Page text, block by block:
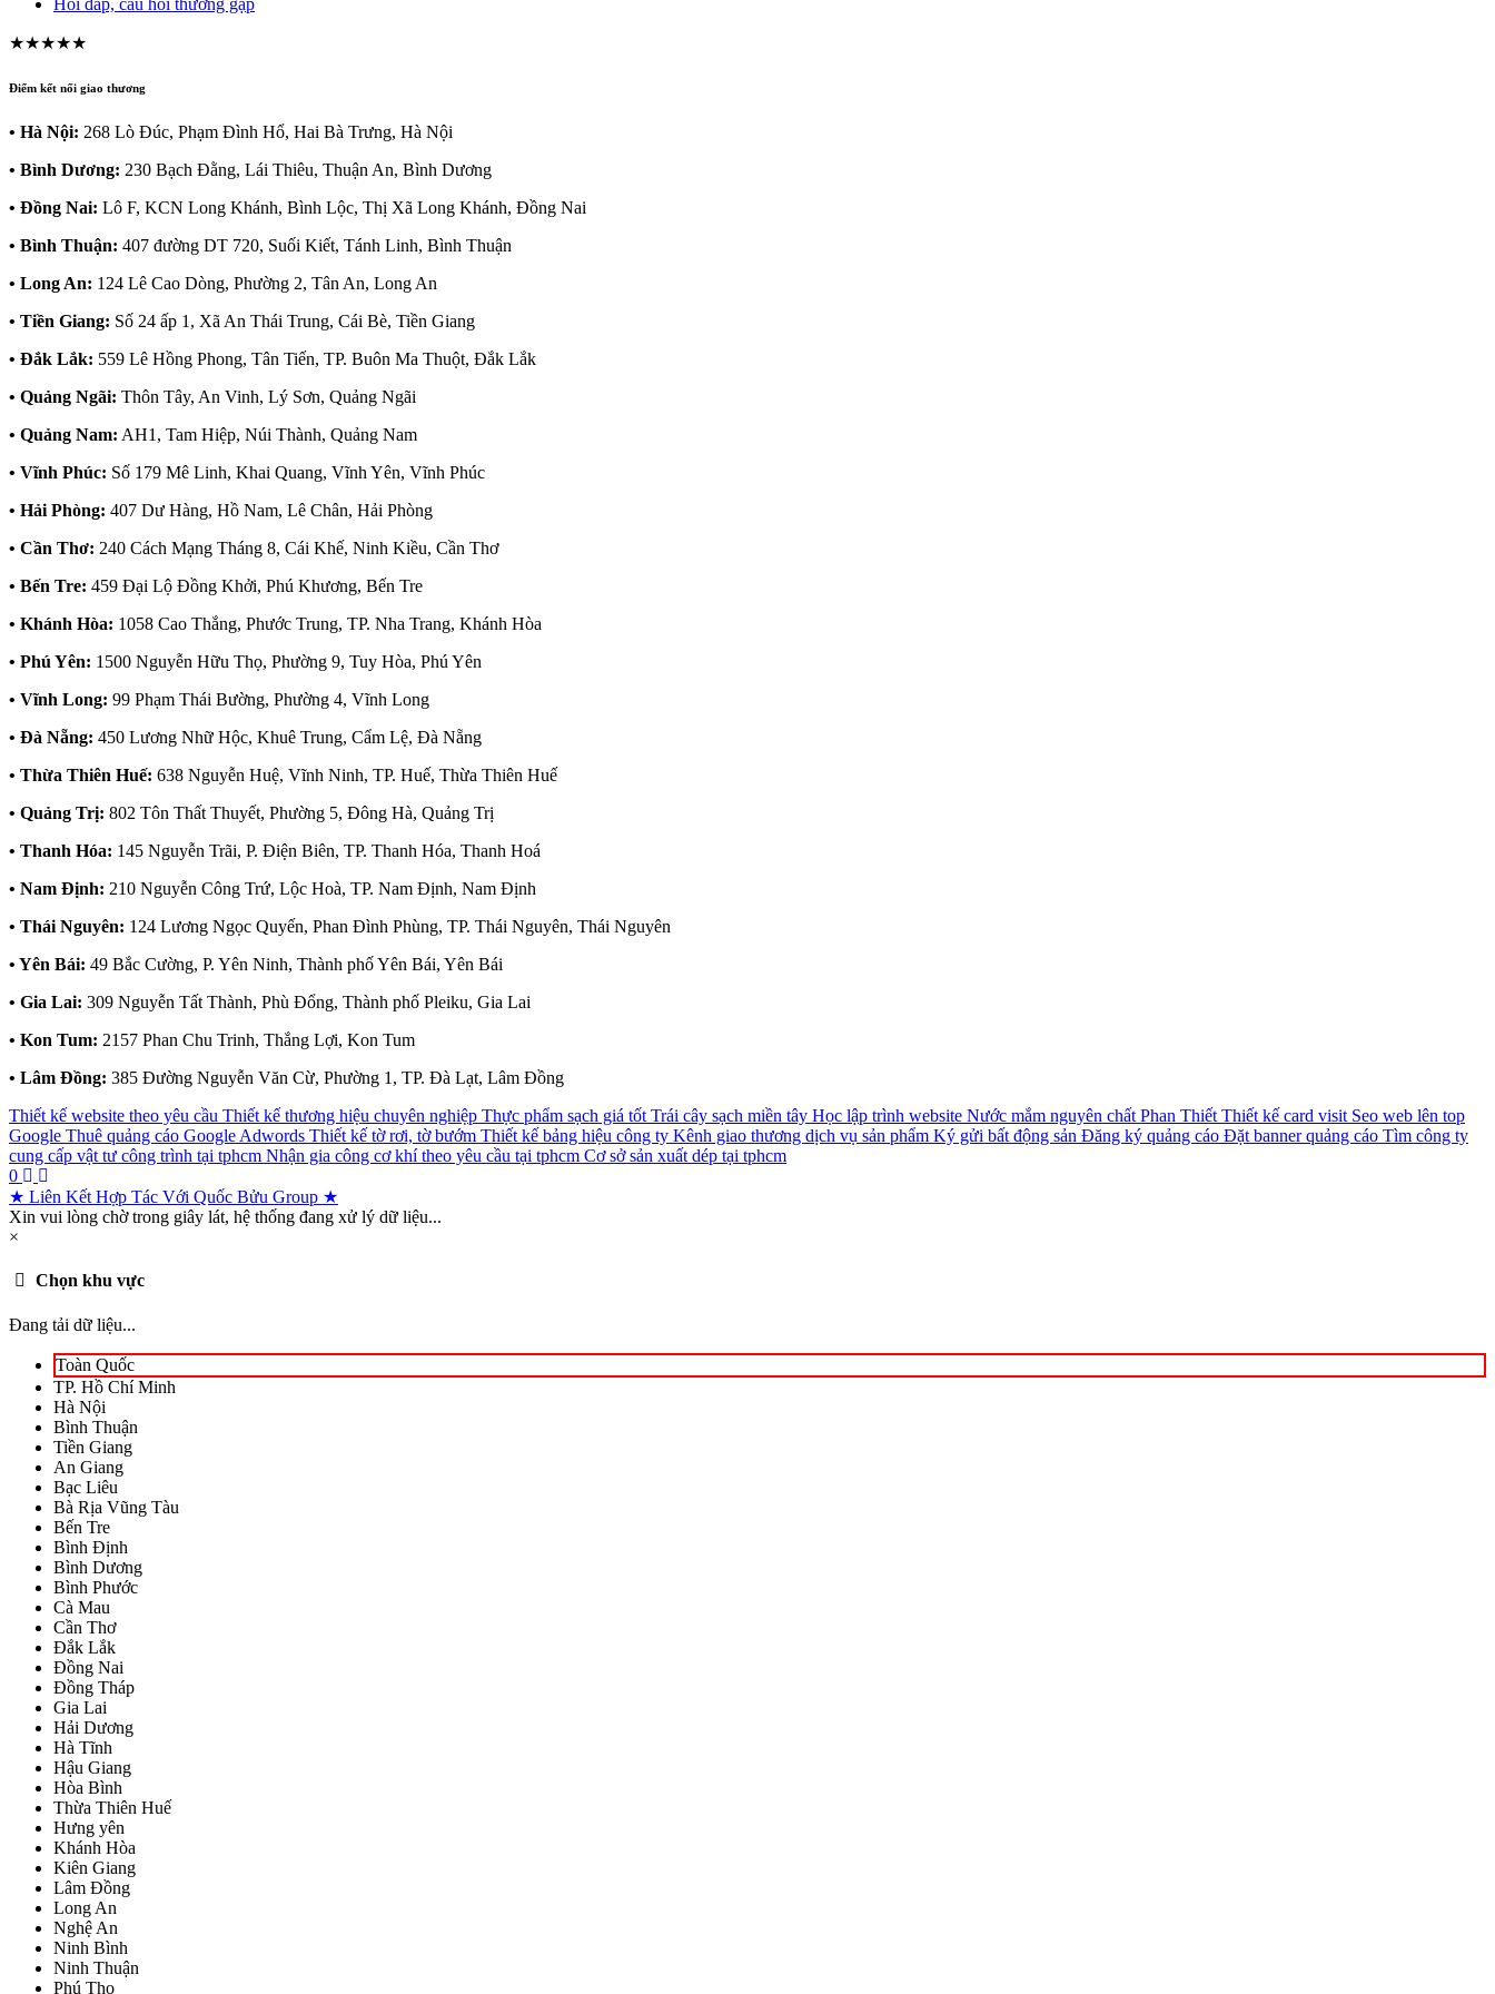
Hỏi đáp, câu hỏi thường gặp
★★★★★
Điểm kết nối giao thương
• Hà Nội: 268 Lò Đúc, Phạm Đình Hổ, Hai Bà Trưng, Hà Nội
• Bình Dương: 230 Bạch Đằng, Lái Thiêu, Thuận An, Bình Dương
• Đồng Nai: Lô F, KCN Long Khánh, Bình Lộc, Thị Xã Long Khánh, Đồng Nai
• Bình Thuận: 407 đường DT 720, Suối Kiết, Tánh Linh, Bình Thuận
• Long An: 124 Lê Cao Dòng, Phường 2, Tân An, Long An
• Tiền Giang: Số 24 ấp 1, Xã An Thái Trung, Cái Bè, Tiền Giang
• Đắk Lắk: 559 Lê Hồng Phong, Tân Tiến, TP. Buôn Ma Thuột, Đắk Lắk
• Quảng Ngãi: Thôn Tây, An Vinh, Lý Sơn, Quảng Ngãi
• Quảng Nam: AH1, Tam Hiệp, Núi Thành, Quảng Nam
• Vĩnh Phúc: Số 179 Mê Linh, Khai Quang, Vĩnh Yên, Vĩnh Phúc
• Hải Phòng: 407 Dư Hàng, Hồ Nam, Lê Chân, Hải Phòng
• Cần Thơ: 240 Cách Mạng Tháng 8, Cái Khế, Ninh Kiều, Cần Thơ
• Bến Tre: 459 Đại Lộ Đồng Khởi, Phú Khương, Bến Tre
• Khánh Hòa: 1058 Cao Thắng, Phước Trung, TP. Nha Trang, Khánh Hòa
• Phú Yên: 1500 Nguyễn Hữu Thọ, Phường 9, Tuy Hòa, Phú Yên
• Vĩnh Long: 99 Phạm Thái Bường, Phường 4, Vĩnh Long
• Đà Nẵng: 450 Lương Nhữ Hộc, Khuê Trung, Cẩm Lệ, Đà Nẵng
• Thừa Thiên Huế: 638 Nguyễn Huệ, Vĩnh Ninh, TP. Huế, Thừa Thiên Huế
• Quảng Trị: 802 Tôn Thất Thuyết, Phường 5, Đông Hà, Quảng Trị
• Thanh Hóa: 145 Nguyễn Trãi, P. Điện Biên, TP. Thanh Hóa, Thanh Hoá
• Nam Định: 210 Nguyễn Công Trứ, Lộc Hoà, TP. Nam Định, Nam Định
• Thái Nguyên: 124 Lương Ngọc Quyến, Phan Đình Phùng, TP. Thái Nguyên, Thái Nguyên
• Yên Bái: 49 Bắc Cường, P. Yên Ninh, Thành phố Yên Bái, Yên Bái
• Gia Lai: 309 Nguyễn Tất Thành, Phù Đổng, Thành phố Pleiku, Gia Lai
• Kon Tum: 2157 Phan Chu Trinh, Thắng Lợi, Kon Tum
• Lâm Đồng: 385 Đường Nguyễn Văn Cừ, Phường 1, TP. Đà Lạt, Lâm Đồng
Thiết kế website theo yêu cầu Thiết kế thương hiệu chuyên nghiệp Thực phẩm sạch giá tốt Trái cây sạch miền tây Học lập trình website Nước mắm nguyên chất Phan Thiết Thiết kế card visit Seo web lên top
Google Thuê quảng cáo Google Adwords Thiết kế tờ rơi, tờ bướm Thiết kế bảng hiệu công ty Kênh giao thương dịch vụ sản phẩm Ký gửi bất động sản Đăng ký quảng cáo Đặt banner quảng cáo Tìm công ty
cung cấp vật tư công trình tại tphcm Nhận gia công cơ khí theo yêu cầu tại tphcm Cơ sở sản xuất dép tại tphcm
0
★ Liên Kết Hợp Tác Với Quốc Bửu Group ★
Xin vui lòng chờ trong giây lát, hệ thống đang xử lý dữ liệu...
×
Chọn khu vực
Đang tải dữ liệu...
Toàn Quốc
TP. Hồ Chí Minh
Hà Nội
Bình Thuận
Tiền Giang
An Giang
Bạc Liêu
Bà Rịa Vũng Tàu
Bến Tre
Bình Định
Bình Dương
Bình Phước
Cà Mau
Cần Thơ
Đắk Lắk
Đồng Nai
Đồng Tháp
Gia Lai
Hải Dương
Hà Tĩnh
Hậu Giang
Hòa Bình
Thừa Thiên Huế
Hưng yên
Khánh Hòa
Kiên Giang
Lâm Đồng
Long An
Nghệ An
Ninh Bình
Ninh Thuận
Phú Thọ